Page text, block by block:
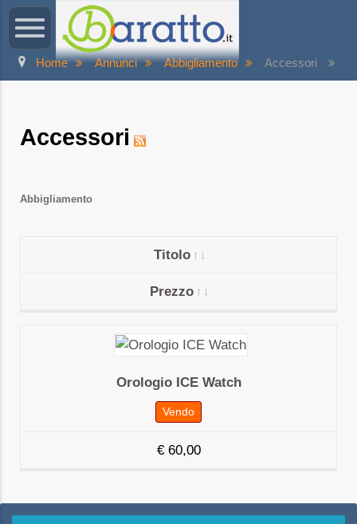
Home Annunci Abbigliamento Accessori
Accessori
Abbigliamento
Titolo
Prezzo
Orologio ICE Watch
Vendo
€60,00